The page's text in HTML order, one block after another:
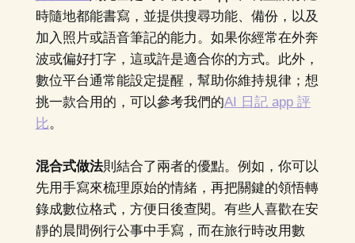
時隨地都能書寫，並提供搜尋功能、備份，以及
加入照片或語音筆記的能力。如果你經常在外奔
波或偏好打字，這或許是適合你的方式。此外，
數位平台通常能設定提醒，幫助你維持規律；想
挑一款合用的，可以參考我們的AI 日記 app 評
比。
混合式做法則結合了兩者的優點。例如，你可以
先用手寫來梳理原始的情緒，再把關鍵的領悟轉
錄成數位格式，方便日後查閱。有些人喜歡在安
靜的晨間例行公事中手寫，而在旅行時改用數